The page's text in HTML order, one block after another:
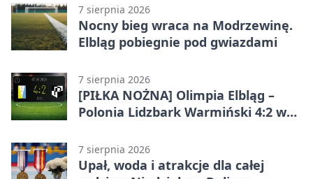
7 sierpnia 2026
Nocny bieg wraca na Modrzewinę.
Elbląg pobiegnie pod gwiazdami
7 sierpnia 2026
[PIŁKA NOŻNA] Olimpia Elbląg –
Polonia Lidzbark Warmiński 4:2 w
7 sierpnia 2026
Upał, woda i atrakcje dla całej